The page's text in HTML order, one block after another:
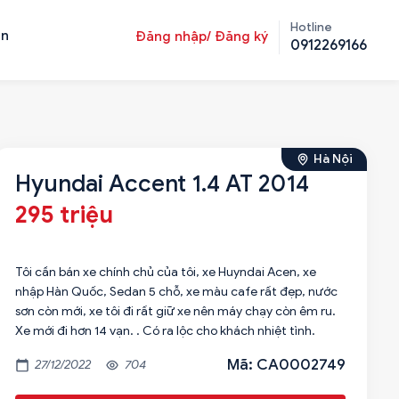
Đăng nhập/ Đăng ký
Hotline
0912269166
Hà Nội
Hyundai Accent 1.4 AT 2014
295 triệu
Tôi cần bán xe chính chủ của tôi, xe Huyndai Acen, xe
nhập Hàn Quốc, Sedan 5 chỗ, xe màu cafe rất đẹp, nước
sơn còn mới, xe tôi đi rất giữ xe nên máy chạy còn êm ru.
Xe mới đi hơn 14 vạn. . Có ra lộc cho khách nhiệt tình.
27/12/2022 704 Mã: CA0002749